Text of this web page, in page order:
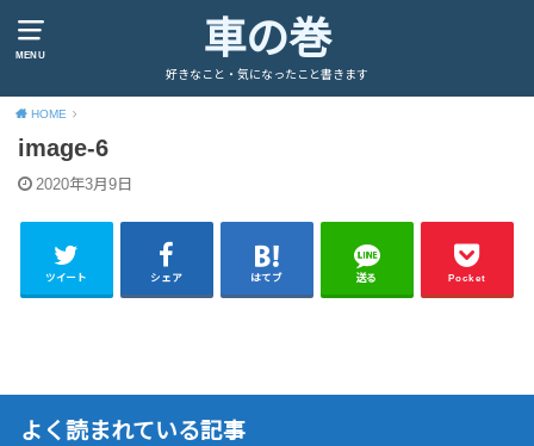
MENU 車の巻
好きなこと・気になったこと書きます
HOME
image-6
2020年3月9日
ツイート シェア はてブ 送る Pocket
よく読まれている記事